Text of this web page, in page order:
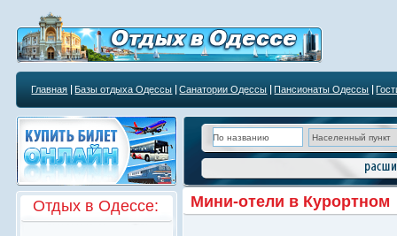
Главная Базы отдыха Одессы Санатории Одессы Пансионаты Одессы
Курортным учреждениям
Отдых в Одессе: Мини-отели в Курортном